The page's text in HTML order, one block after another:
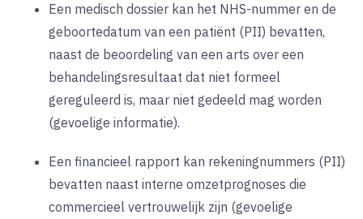
Een medisch dossier kan het NHS-nummer en de
geboortedatum van een patiënt (PII) bevatten,
naast de beoordeling van een arts over een
behandelingsresultaat dat niet formeel
gereguleerd is, maar niet gedeeld mag worden
(gevoelige informatie).
Een financieel rapport kan rekeningnummers (PII)
bevatten naast interne omzetprognoses die
commercieel vertrouwelijk zijn (gevoelige